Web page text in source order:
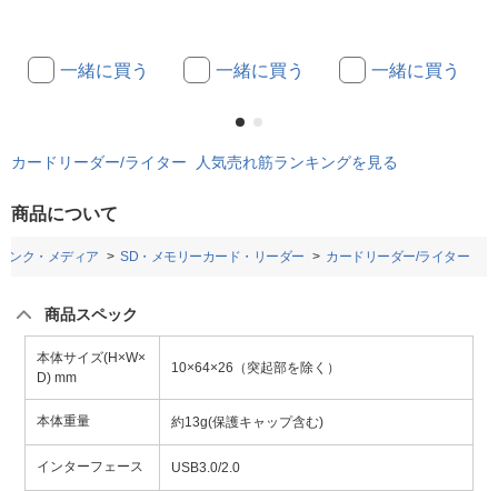
一緒に買う 一緒に買う 一緒に買う
カードリーダー/ライター 人気売れ筋ランキングを見る
商品について
ンク・メディア SD・メモリーカード・リーダー カードリーダー/ライター
商品スペック
本体サイズ(H×W×
D) mm
10×64×26（突起部を除く）
本体重量 約13g(保護キャップ含む)
インターフェース USB3.0/2.0